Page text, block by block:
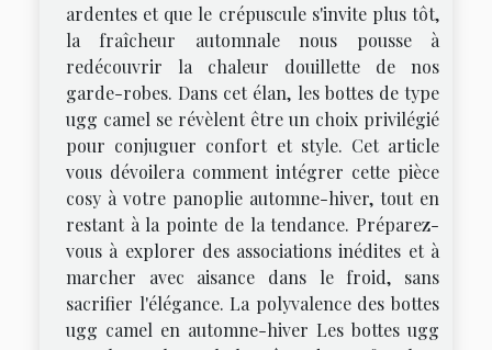
ardentes et que le crépuscule s'invite plus tôt,
la fraîcheur automnale nous pousse à
redécouvrir la chaleur douillette de nos
garde-robes. Dans cet élan, les bottes de type
ugg camel se révèlent être un choix privilégié
pour conjuguer confort et style. Cet article
vous dévoilera comment intégrer cette pièce
cosy à votre panoplie automne-hiver, tout en
restant à la pointe de la tendance. Préparez-
vous à explorer des associations inédites et à
marcher avec aisance dans le froid, sans
sacrifier l'élégance. La polyvalence des bottes
ugg camel en automne-hiver Les bottes ugg